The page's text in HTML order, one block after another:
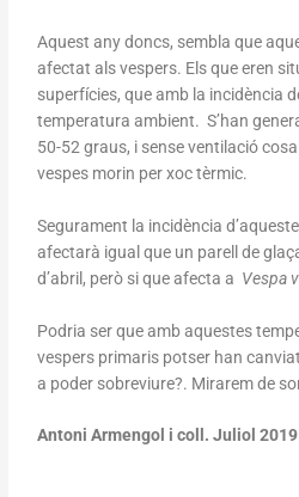
Aquest any doncs, sembla que
afectat als vespers. Els que eren
superfícies, que amb la incidència
temperatura ambient. S’han
50-52 graus, i sense ventilació
vespes morin per xoc tèrmic.
Segurament la incidència
afectarà igual que un parell de
d’abril, però si que afecta a Vespa
Podria ser que amb aquestes
vespers primaris potser han
a poder sobreviure?. Mirarem de
Antoni Armengol i coll. Juliol 2019